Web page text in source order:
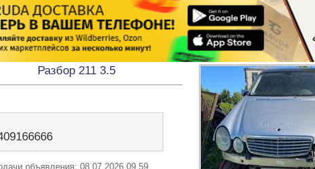
Разбор 211 3.5
объявления: 08.07.2026 09.59